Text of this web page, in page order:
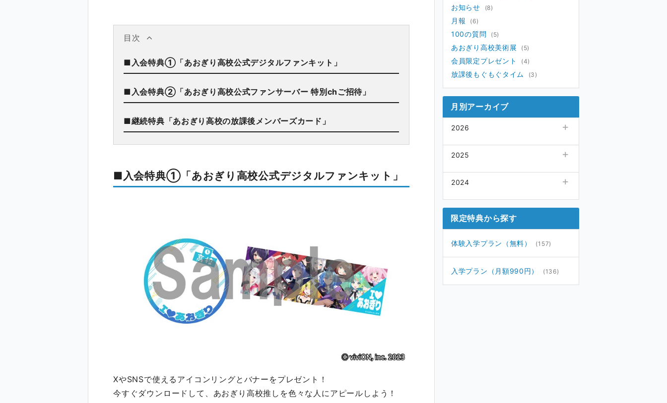
目次
■入会特典①「あおぎり高校公式デジタルファンキット」
■入会特典②「あおぎり高校公式ファンサーバー 特別chご招待」
■継続特典「あおぎり高校の放課後メンバーズカード」
■入会特典①「あおぎり高校公式デジタルファンキット」
XやSNSで使えるアイコンリングとバナーをプレゼント！
今すぐダウンロードして、あおぎり高校推しを色々な人にアピールしよう！
お知らせ (8)
月報 (6)
100の質問 (5)
あおぎり高校美術展 (5)
会員限定プレゼント (4)
放課後もぐもぐタイム (3)
月別アーカイブ
2026
07月
05月
03月 (10)
02月 (9)
2025
11月 (13)
09月
08月 (18)
04月
2024
10月 (3)
限定特典から探す
体験入学プラン（無料） (157)
入学プラン（月額990円） (136)